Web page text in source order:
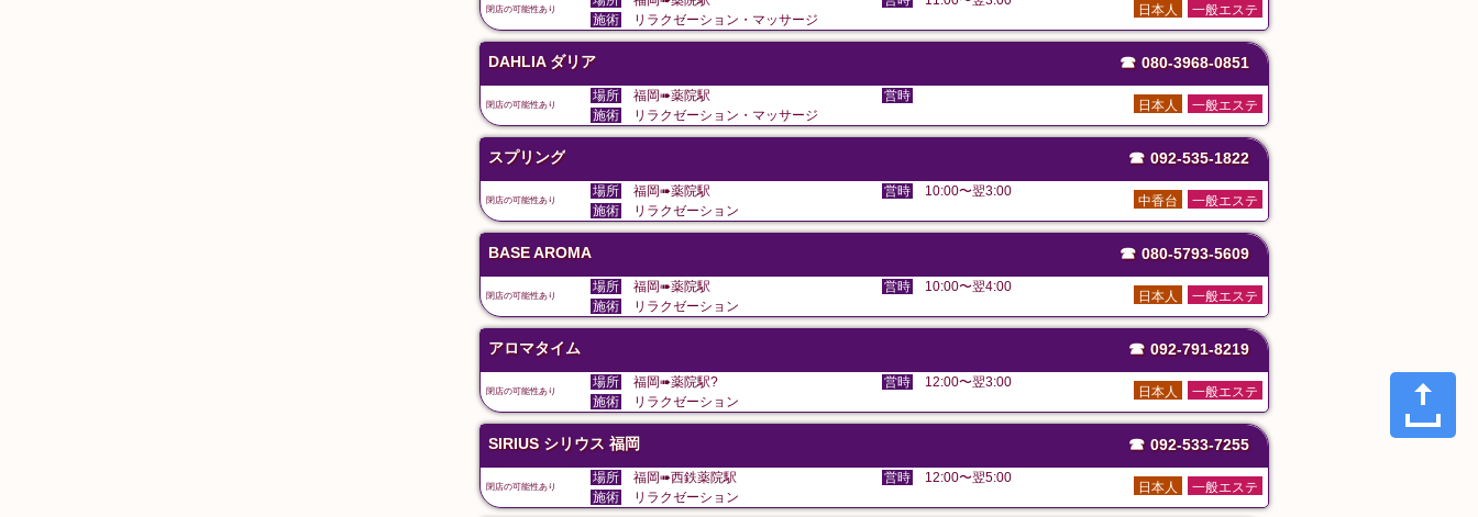
閉店の可能性あり 一般エステ
日本人
施術 リラクゼーション・マッサージ
DAHLIA ダリア ☎ 080-3968-0851
閉店の可能性あり
場所 福岡➠薬院駅 営時
一般エステ
日本人
施術 リラクゼーション・マッサージ
スプリング ☎ 092-535-1822
閉店の可能性あり
場所 福岡➠薬院駅 営時 10:00〜翌3:00
一般エステ
中香台
施術 リラクゼーション
BASE AROMA ☎ 080-5793-5609
閉店の可能性あり
場所 福岡➠薬院駅 営時 10:00〜翌4:00
一般エステ
日本人
施術 リラクゼーション
アロマタイム ☎ 092-791-8219
閉店の可能性あり
場所 福岡➠薬院駅? 営時 12:00〜翌3:00
一般エステ
日本人
施術 リラクゼーション
SIRIUS シリウス 福岡 ☎ 092-533-7255
閉店の可能性あり
場所 福岡➠西鉄薬院駅 営時 12:00〜翌5:00
一般エステ
日本人
施術 リラクゼーション